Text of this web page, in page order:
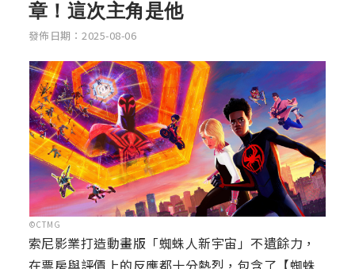
章！這次主角是他
發佈日期：2025-08-06
©CTMG
索尼影業打造動畫版「蜘蛛人新宇宙」不遺餘力，
在票房與評價上的反應都十分熱烈，包含了【蜘蛛